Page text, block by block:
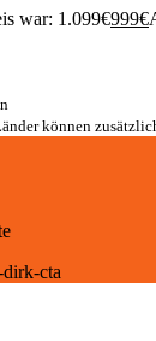
war: 1.099€999€
können